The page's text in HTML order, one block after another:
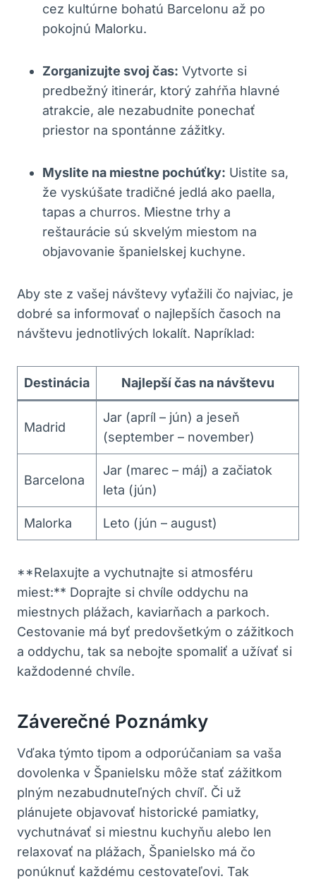
cez kultúrne bohatú Barcelonu až po
pokojnú Malorku.
Zorganizujte svoj čas: Vytvorte si
predbežný itinerár, ktorý zahŕňa hlavné
atrakcie, ale nezabudnite ponechať
priestor na spontánne zážitky.
Myslite na miestne pochúťky: Uistite sa,
že vyskúšate tradičné jedlá ako paella,
tapas a churros. Miestne trhy a
reštaurácie sú skvelým miestom na
objavovanie španielskej kuchyne.
Aby ste z vašej návštevy vyťažili čo najviac, je
dobré sa informovať o najlepších časoch na
návštevu jednotlivých lokalít. Napríklad:
Destinácia Najlepší čas na návštevu
Madrid
Jar (apríl – jún) a jeseň
(september – november)
Barcelona
Jar (marec – máj) a začiatok
leta (jún)
Malorka Leto (jún – august)
**Relaxujte a vychutnajte si atmosféru
miest:** Doprajte si chvíle oddychu na
miestnych plážach, kaviarňach a parkoch.
Cestovanie má byť predovšetkým o zážitkoch
a oddychu, tak sa nebojte spomaliť a užívať si
každodenné chvíle.
Záverečné Poznámky
Vďaka týmto tipom a odporúčaniam sa vaša
dovolenka v Španielsku môže stať zážitkom
plným nezabudnuteľných chvíľ. Či už
plánujete objavovať historické pamiatky,
vychutnávať si miestnu kuchyňu alebo len
relaxovať na plážach, Španielsko má čo
ponúknuť každému cestovateľovi. Tak